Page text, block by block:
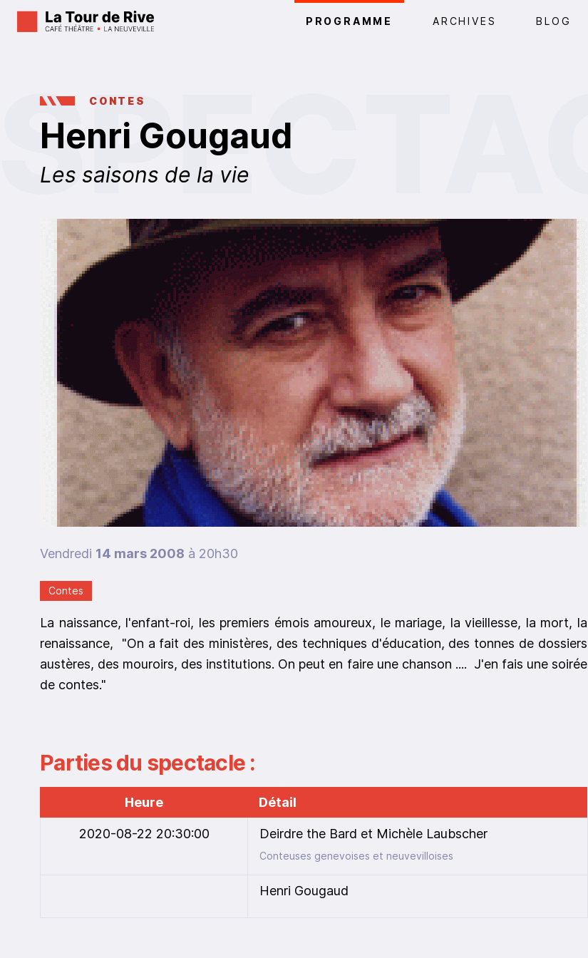
PROGRAMME ARCHIVES BLOG
CONTES
Henri Gougaud
Les saisons de la vie
Vendredi 14 mars 2008 à 20h30
Contes
La naissance, l'enfant-roi, les premiers émois amoureux, le mariage, la vieillesse, la mort, la
renaissance, "On a fait des ministères, des techniques d'éducation, des tonnes de dossiers
austères, des mouroirs, des institutions. On peut en faire une chanson .... J'en fais une soirée
de contes."
Parties du spectacle :
Heure Détail
2020-08-22 20:30:00 Deirdre the Bard et Michèle Laubscher
Conteuses genevoises et neuvevilloises
Henri Gougaud